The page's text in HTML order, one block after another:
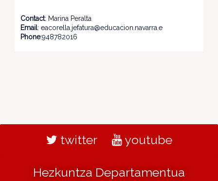
Contact: Marina Peralta
Email: eacorella.jefatura@educacion.navarra.e
Phone:948782016
twitter youtube
Hezkuntza Departamentua